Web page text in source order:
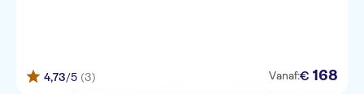
4,73/5 (3) Vanaf:€ 168